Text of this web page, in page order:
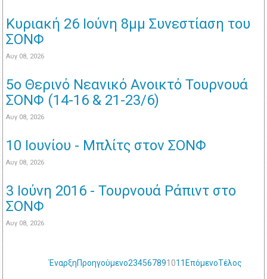
Κυριακή 26 Ιούνη 8μμ Συνεστίαση του
ΣΟΝΦ
Αυγ 08, 2026
5o Θερινό Νεανικό Ανοικτό Τουρνουά
ΣΟΝΦ (14-16 & 21-23/6)
Αυγ 08, 2026
10 Ιουνίου - Μπλίτς στον ΣΟΝΦ
Αυγ 08, 2026
3 Ιούνη 2016 - Τουρνουά Ράπιντ στο
ΣΟΝΦ
Αυγ 08, 2026
ΈναρξηΠροηγούμενο234567891011 ΕπόμενοΤέλος